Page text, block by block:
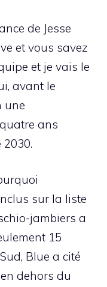
de Jesse
et vous savez
et je vais le
avant le
une
ans
sur la liste
jambiers a
15
Blue a cité
dehors du